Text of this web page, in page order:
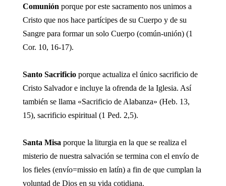
Comunión porque por este sacramento nos unimos a
Cristo que nos hace partícipes de su Cuerpo y de su
Sangre para formar un solo Cuerpo (común-unión) (1
Cor. 10, 16-17).
Santo Sacrificioporque actualiza el único sacrificio de
Cristo Salvador e incluye la ofrenda de la Iglesia. Así
también se llama «Sacrificio de Alabanza» (Heb. 13,
15), sacrificio espiritual (1 Ped. 2,5).
Santa Misa porque la liturgia en la que se realiza el
misterio de nuestra salvación se termina con el envío de
los fieles (envío=missio en latín) a fin de que cumplan la
voluntad de Dios en su vida cotidiana.